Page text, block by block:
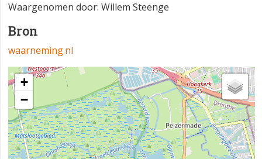
Waargenomen door: Willem Steenge
Bron
waarneming.nl
+
−